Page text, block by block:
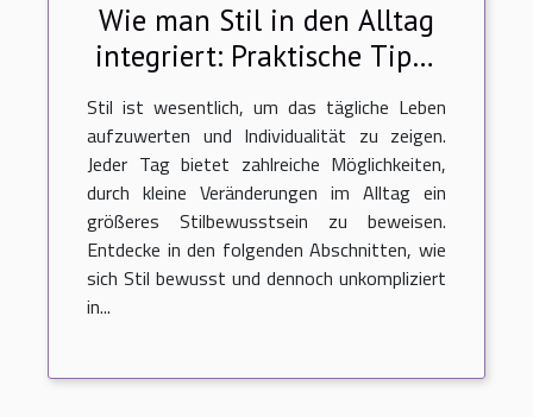
Wie man Stil in den Alltag
integriert: Praktische Tipps
für jeden Tag
Stil ist wesentlich, um das tägliche Leben
aufzuwerten und Individualität zu zeigen.
Jeder Tag bietet zahlreiche Möglichkeiten,
durch kleine Veränderungen im Alltag ein
größeres Stilbewusstsein zu beweisen.
Entdecke in den folgenden Abschnitten, wie
sich Stil bewusst und dennoch unkompliziert
in...